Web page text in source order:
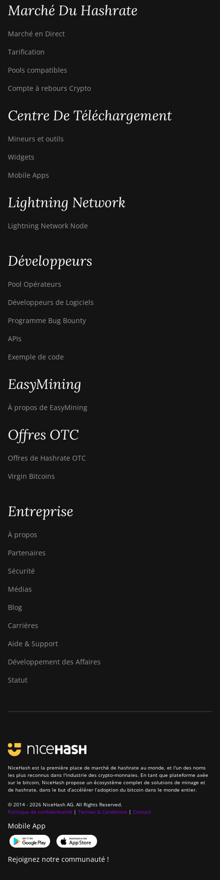
Marché Du Hashrate
Marché en Direct
Tarification
Pools compatibles
Compte à rebours Crypto
Centre De Téléchargement
Mineurs et outils
Widgets
Mobile Apps
Lightning Network
Lightning Network Node
Développeurs
Pool Opérateurs
Développeurs de Logiciels
Programme Bug Bounty
APIs
Exemple de code
EasyMining
À propos de EasyMining
Offres OTC
Offres de Hashrate OTC
Virgin Bitcoins
Entreprise
À propos
Partenaires
Sécurité
Médias
Blog
Carrières
Aide & Support
Développement des Affaires
Statut
NiceHash est la première place de marché de hashrate au monde, et l'un des noms
les plus reconnus dans l'industrie des crypto-monnaies. En tant que plateforme axée
sur le bitcoin, NiceHash propose un écosystème complet de solutions de minage et
de hashrate, dans le but d’accélérer l’adoption du bitcoin dans le monde entier.
© 2014 - 2026 NiceHash AG. All Rights Reserved.
Politique de confidentialité | Termes & Conditions | Contact
Mobile App
Rejoignez notre communauté !